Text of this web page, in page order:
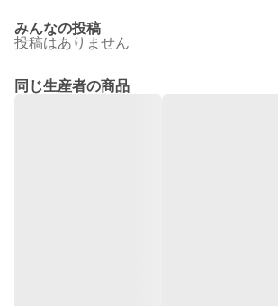
みんなの投稿
投稿はありません
同じ生産者の商品